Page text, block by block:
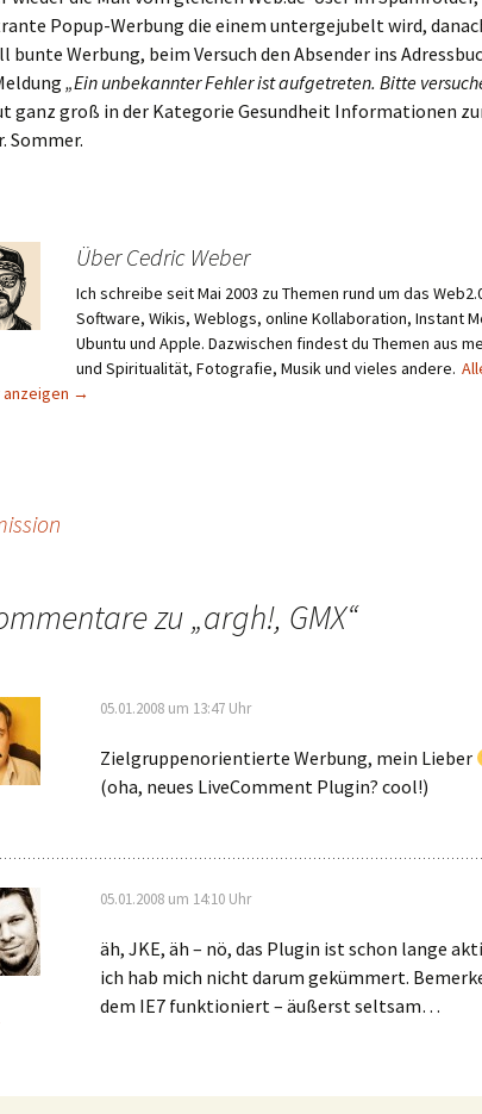
Popup-Werbung die einem untergejubelt wird,
bunte Werbung, beim Versuch den Absender ins
„Ein unbekannter Fehler ist aufgetreten. Bitte
ganz groß in der Kategorie Gesundheit Informationen
Sommer.
Über Cedric Weber
Ich schreibe seit Mai 2003 zu Themen rund um das
Software, Wikis, Weblogs, online Kollaboration, Instant
Ubuntu und Apple. Dazwischen findest du Themen aus
und Spiritualität, Fotografie, Musik und vieles andere.
→
zu „argh!, GMX“
05.01.2008 um 13:47 Uhr
Zielgruppenorientierte Werbung, mein Lieber
(oha, neues LiveComment Plugin? cool!)
05.01.2008 um 14:10 Uhr
äh, JKE, äh – nö, das Plugin ist schon lange
ich hab mich nicht darum gekümmert.
dem IE7 funktioniert – äußerst seltsam…